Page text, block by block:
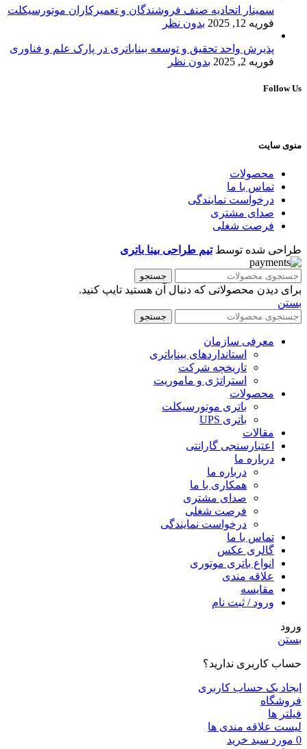
سمینار اتحادیه صنف فروشندگان و تعمیرکاران موتورسیکلت
فوریه 12, 2025
بدون نظر
پذیرش واحد تحقیق و توسعه بیناباتری در پارک علم و فناوری
فوریه 2, 2025
بدون نظر
Follow Us
منوی سایت
محصولات
تماس با ما
درخواست نمایندگی
صدای مشتری
فرصت شغلی
طراحی شده توسطتیم طراحی بینا باتری
جستجو
برای دیدن محصولاتی که دنبال آن هستید تایپ کنید.
بستن
جستجو
معرفی سازمان
استانداردهای بیناباتری
تاریخچه شرکت
استراتژی و ماموریت
محصولات
باتری موتورسیکلت
باتری UPS
مقالات
اعتبارسنجی گارانتی
درباره ما
درباره ما
همکاری با ما
صدای مشتری
فرصت شغلی
درخواست نمایندگی
تماس با ما
گالری عکس
انواع باتری موتوری
علاقه مندی
مقايسه
ورود / ثبت نام
ورود
بستن
حساب کاربری ندارید؟
ایجاد یک حساب کاربری
فروشگاه
فیلتر ها
لیست علاقه مندی ها
0 مورد سبد خرید